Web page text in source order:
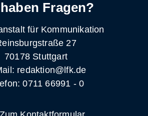
Fragen?
für Kommunikation
27
70178 Stuttgart
redaktion@lfk.de
0711 66991 - 0